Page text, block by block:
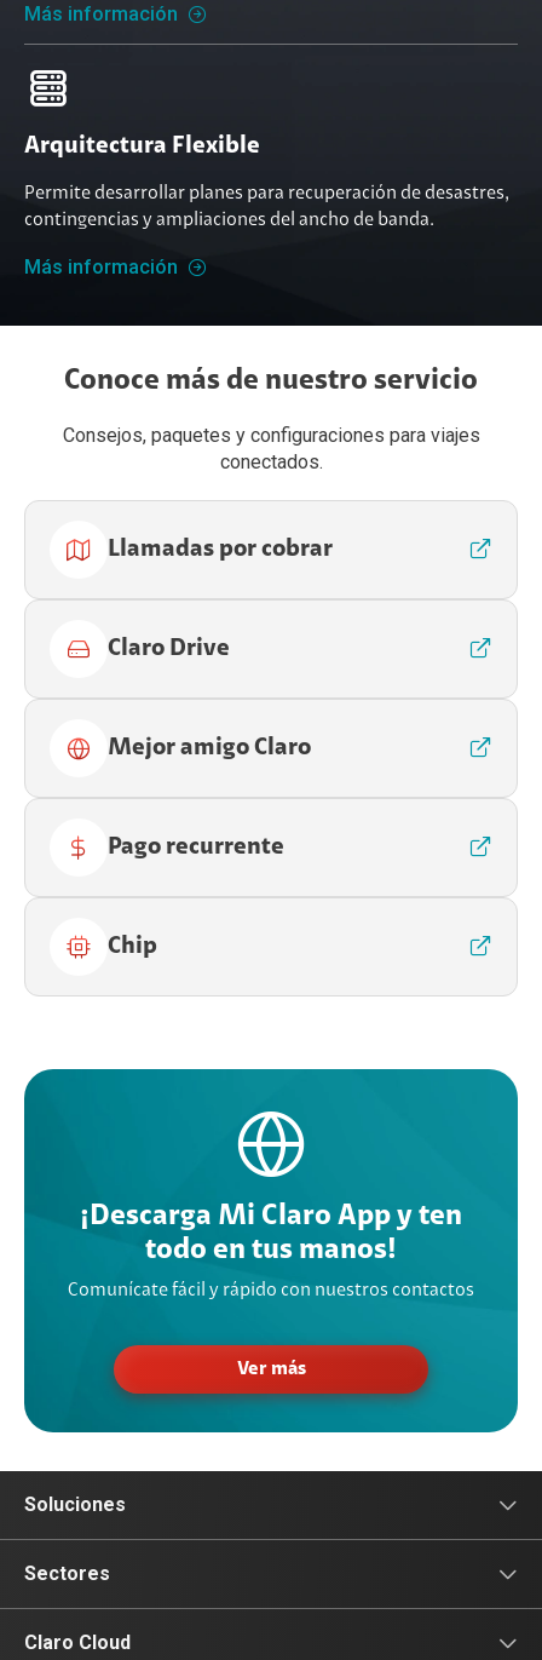
Más información
Arquitectura Flexible
Permite desarrollar planes para recuperación de desastres,
contingencias y ampliaciones del ancho de banda.
Más información
Conoce más de nuestro servicio
Consejos, paquetes y configuraciones para viajes
conectados.
Llamadas por cobrar
Claro Drive
Mejor amigo Claro
Pago recurrente
Chip
¡Descarga Mi Claro App y ten
todo en tus manos!
Comunícate fácil y rápido con nuestros contactos
Ver más
Soluciones
Comunicación
Servicios móviles
Sectores
Paradores y Hospedería
Claro Cloud